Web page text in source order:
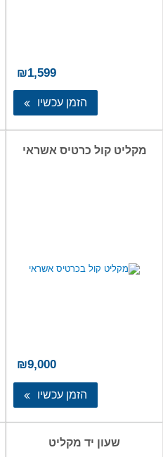
₪1,599
הזמן עכשיו
מקליט קול כרטיס אשראי
₪9,000
הזמן עכשיו
שעון יד מקליט